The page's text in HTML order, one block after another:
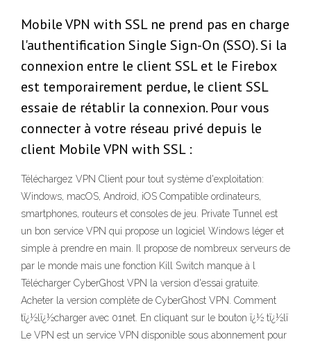
Mobile VPN with SSL ne prend pas en charge
l'authentification Single Sign-On (SSO). Si la
connexion entre le client SSL et le Firebox
est temporairement perdue, le client SSL
essaie de rétablir la connexion. Pour vous
connecter à votre réseau privé depuis le
client Mobile VPN with SSL :
Téléchargez VPN Client pour tout système d'exploitation:
Windows, macOS, Android, iOS Compatible ordinateurs,
smartphones, routeurs et consoles de jeu. Private Tunnel est
un bon service VPN qui propose un logiciel Windows léger et
simple à prendre en main. Il propose de nombreux serveurs de
par le monde mais une fonction Kill Switch manque à l
Télécharger CyberGhost VPN la version d'essai gratuite.
Acheter la version complète de CyberGhost VPN. Comment
tï¿½lï¿½charger avec 01net. En cliquant sur le bouton ï¿½ tï¿½lï
Le VPN est un service VPN disponible sous abonnement pour